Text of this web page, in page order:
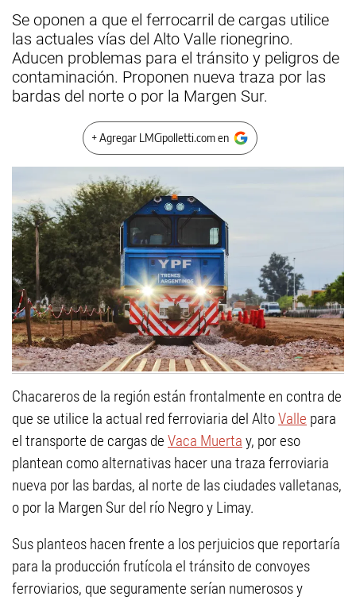
Se oponen a que el ferrocarril de cargas utilice
las actuales vías del Alto Valle rionegrino.
Aducen problemas para el tránsito y peligros de
contaminación. Proponen nueva traza por las
bardas del norte o por la Margen Sur.
+ Agregar LMCipolletti.com en
Chacareros de la región están frontalmente en contra de
que se utilice la actual red ferroviaria del AltoValle para
el transporte de cargas de Vaca Muerta y, por eso
plantean como alternativas hacer una traza ferroviaria
nueva por las bardas, al norte de las ciudades valletanas,
o por la Margen Sur del río Negro y Limay.
Sus planteos hacen frente a los perjuicios que reportaría
para la producción frutícola el tránsito de convoyes
ferroviarios, que seguramente serían numerosos y